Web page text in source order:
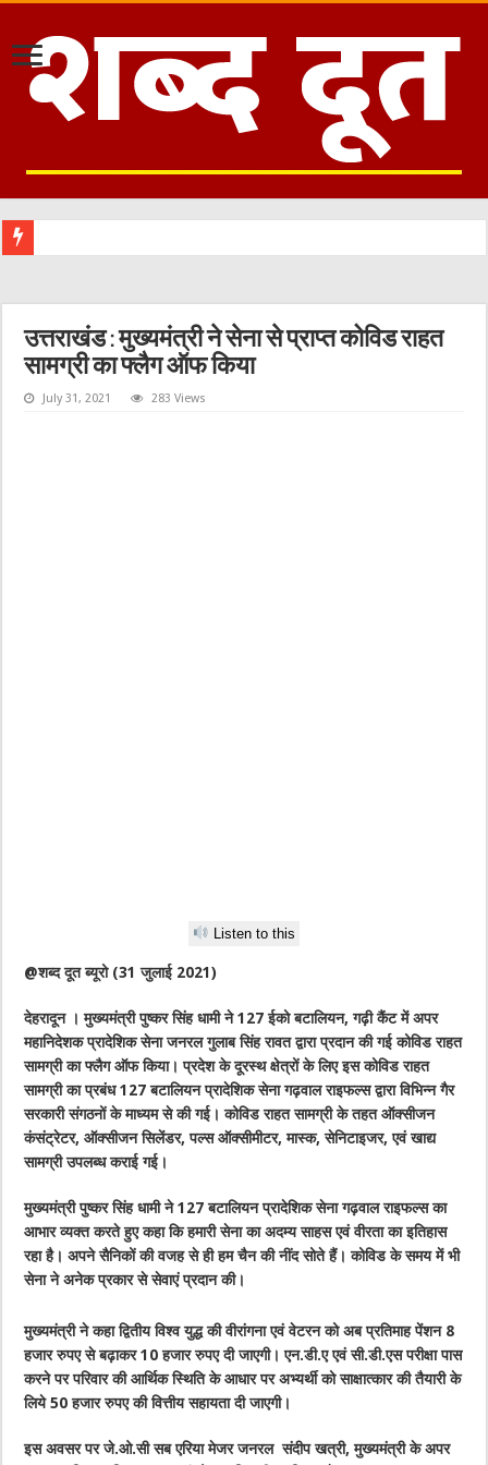
उत्तराखंड : मुख्यमंत्री ने सेना से प्राप्त कोविड राहत
सामग्री का फ्लैग ऑफ किया
July 31, 2021 283 Views
Listen to this
@शब्द दूत ब्यूरो (31 जुलाई 2021)
देहरादून । मुख्यमंत्री पुष्कर सिंह धामी ने 127 ईको बटालियन, गढ़ी कैंट में अपर
महानिदेशक प्रादेशिक सेना जनरल गुलाब सिंह रावत द्वारा प्रदान की गई कोविड राहत
सामग्री का फ्लैग ऑफ किया। प्रदेश के दूरस्थ क्षेत्रों के लिए इस कोविड राहत
सामग्री का प्रबंध 127 बटालियन प्रादेशिक सेना गढ़वाल राइफल्स द्वारा विभिन्न गैर
सरकारी संगठनों के माध्यम से की गई। कोविड राहत सामग्री के तहत ऑक्सीजन
कंसंट्रेटर, ऑक्सीजन सिलेंडर, पल्स ऑक्सीमीटर, मास्क, सेनिटाइजर, एवं खाद्य
सामग्री उपलब्ध कराई गई।
मुख्यमंत्री पुष्कर सिंह धामी ने 127 बटालियन प्रादेशिक सेना गढ़वाल राइफल्स का
आभार व्यक्त करते हुए कहा कि हमारी सेना का अदम्य साहस एवं वीरता का इतिहास
रहा है। अपने सैनिकों की वजह से ही हम चैन की नींद सोते हैं। कोविड के समय में भी
सेना ने अनेक प्रकार से सेवाएं प्रदान की।
मुख्यमंत्री ने कहा द्वितीय विश्व युद्ध की वीरांगना एवं वेटरन को अब प्रतिमाह पेंशन 8
हजार रुपए से बढ़ाकर 10 हजार रुपए दी जाएगी। एन.डी.ए एवं सी.डी.एस परीक्षा पास
करने पर परिवार की आर्थिक स्थिति के आधार पर अभ्यर्थी को साक्षात्कार की तैयारी के
लिये 50 हजार रुपए की वित्तीय सहायता दी जाएगी।
इस अवसर पर जे.ओ.सी सब एरिया मेजर जनरल संदीप खत्री, मुख्यमंत्री के अपर